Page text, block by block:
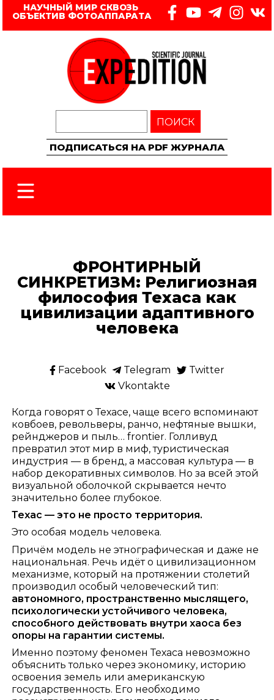
НАУЧНЫЙ МИР СКВОЗЬ
ОБЪЕКТИВ ФОТОАППАРАТА
ПОИСК
ПОДПИСАТЬСЯ НА PDF ЖУРНАЛА
ФРОНТИРНЫЙ
СИНКРЕТИЗМ: Религиозная
философия Техаса как
цивилизации адаптивного
человека
Facebook Telegram
Twitter
Vkontakte
Когда говорят о Техасе, чаще всего вспоминают
ковбоев, револьверы, ранчо, нефтяные вышки,
рейнджеров и пыль… frontier. Голливуд
превратил этот мир в миф, туристическая
индустрия — в бренд, а массовая культура — в
набор декоративных символов. Но за всей этой
визуальной оболочкой скрывается нечто
значительно более глубокое.
Техас — это не просто территория.
Это особая модель человека.
Причём модель не этнографическая и даже не
национальная. Речь идёт о цивилизационном
механизме, который на протяжении столетий
производил особый человеческий тип:
автономного, пространственно мыслящего,
психологически устойчивого человека,
способного действовать внутри хаоса без
опоры на гарантии системы.
Именно поэтому феномен Техаса невозможно
объяснить только через экономику, историю
освоения земель или американскую
государственность. Его необходимо